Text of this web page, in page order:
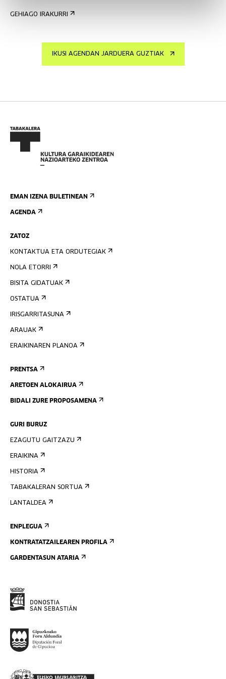
GEHIAGO IRAKURRI
IKUSI AGENDAN JARDUERA GUZTIAK
EMAN IZENA BULETINEAN
AGENDA
ZATOZ
KONTAKTUA ETA ORDUTEGIAK
NOLA ETORRI
BISITA GIDATUAK
OSTATUA
IRISGARRITASUNA
ARAUAK
ERAIKINAREN PLANOA
PRENTSA
ARETOEN ALOKAIRUA
BIDALI ZURE PROPOSAMENA
GURI BURUZ
EZAGUTU GAITZAZU
ERAIKINA
HISTORIA
TABAKALERAN SORTUA
LANTALDEA
ENPLEGUA
KONTRATATZAILEAREN PROFILA
GARDENTASUN ATARIA